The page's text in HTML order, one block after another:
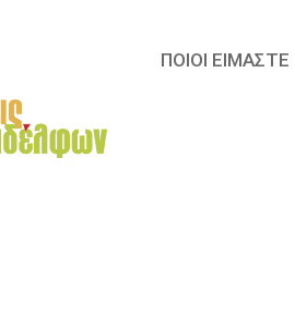
ΠΟΙΟΙ ΕΙΜΑΣΤΕ